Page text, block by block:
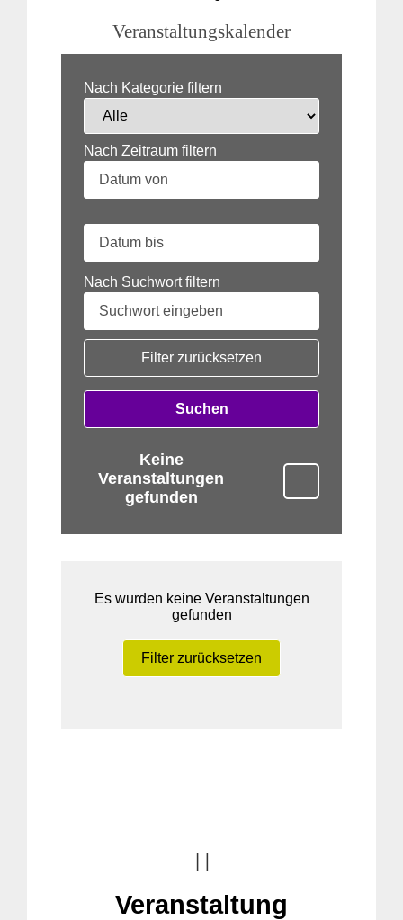
Veranstaltungskalender
Nach Kategorie filtern
Nach Zeitraum filtern
Nach Suchwort filtern
Filter zurücksetzen
Suchen
Keine
Veranstaltungen
gefunden
Es wurden keine Veranstaltungen
gefunden
Filter zurücksetzen
Veranstaltung